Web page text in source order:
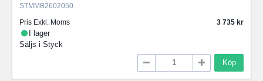
STMMB2602050
Pris Exkl. Moms
3 735
I lager
Säljs i Styck
Köp